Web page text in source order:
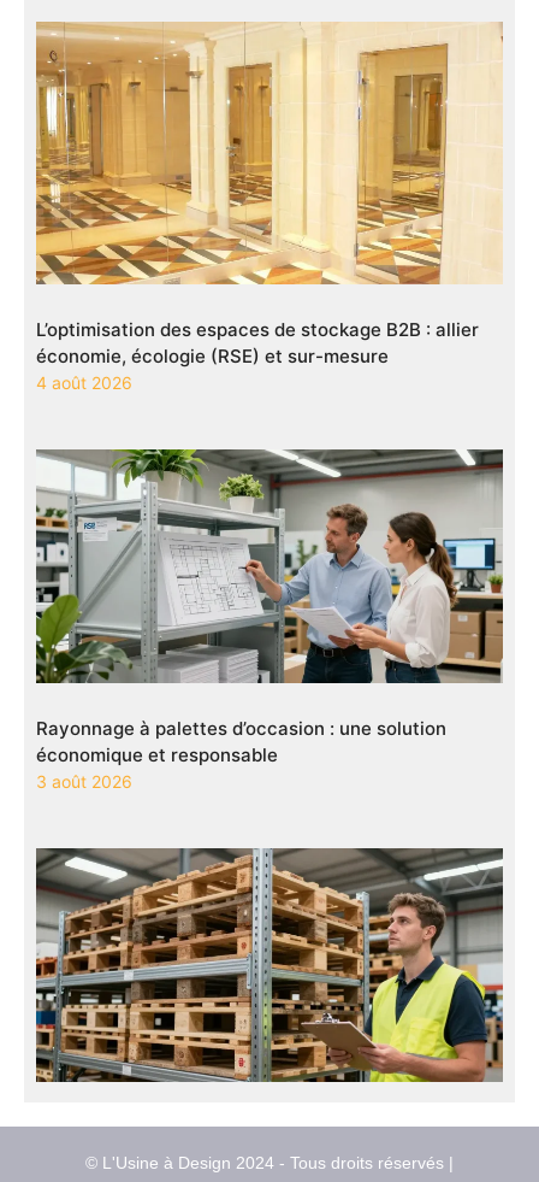
L’optimisation des espaces de stockage B2B : allier
économie, écologie (RSE) et sur-mesure
4 août 2026
Rayonnage à palettes d’occasion : une solution
économique et responsable
3 août 2026
© L'Usine à Design 2024 - Tous droits réservés |